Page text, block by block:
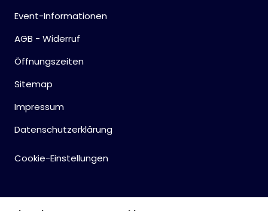
Event-Informationen
AGB - Widerruf
Öffnungszeiten
Sitemap
Impressum
Datenschutzerklärung
Cookie-Einstellungen